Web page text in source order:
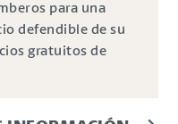
para una
defendible de su
gratuitos de